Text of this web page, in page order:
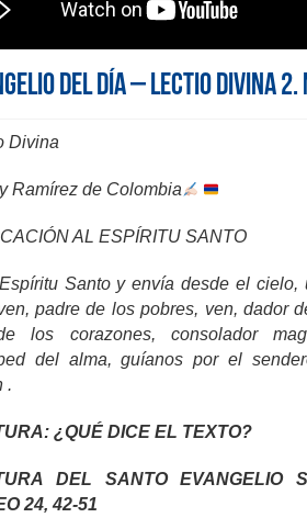
del día – Lectio Divina 2.
Divina
Ramírez de Colombia
AL ESPÍRITU SANTO
Santo y envía desde el cielo,
padre de los pobres, ven, dador
los corazones, consolador
del alma, guíanos por el
.
¿QUÉ DICE EL TEXTO?
DEL SANTO EVANGELIO
24, 42-51